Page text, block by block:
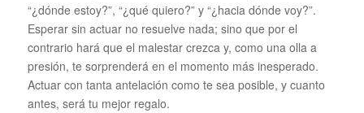
“¿dónde estoy?”, “¿qué quiero?” y “¿hacia dónde voy?”.
Esperar sin actuar no resuelve nada; sino que por el
contrario hará que el malestar crezca y, como una olla a
presión, te sorprenderá en el momento más inesperado.
Actuar con tanta antelación como te sea posible, y cuanto
antes, será tu mejor regalo.